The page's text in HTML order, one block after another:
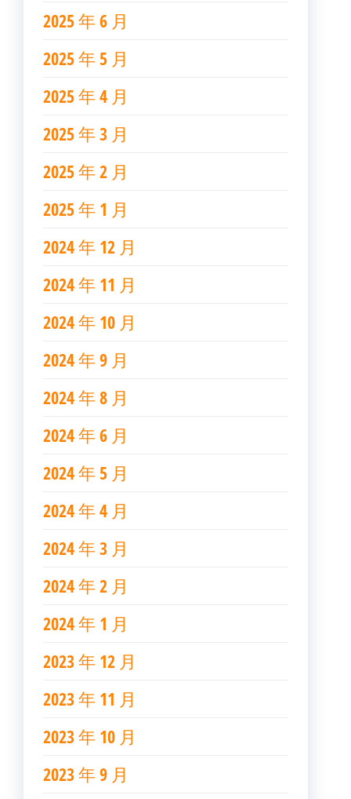
2025 年 6 月
2025 年 5 月
2025 年 4 月
2025 年 3 月
2025 年 2 月
2025 年 1 月
2024 年 12 月
2024 年 11 月
2024 年 10 月
2024 年 9 月
2024 年 8 月
2024 年 6 月
2024 年 5 月
2024 年 4 月
2024 年 3 月
2024 年 2 月
2024 年 1 月
2023 年 12 月
2023 年 11 月
2023 年 10 月
2023 年 9 月